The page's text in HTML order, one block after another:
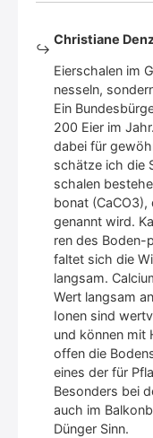
Christiane
Eier­scha­len im
nes­seln,
Ein
200 Eier im
dabei für
schät­ze ich die
scha­len
bo­nat (CaCO3),
genannt wird.
ren des Boden-
fal­tet sich die
lang­sam.
Wert lang­sam
Ionen sind
und kön­nen mit
of­fen die
eines der für
Beson­ders bei
auch im
Dün­ger Sinn.